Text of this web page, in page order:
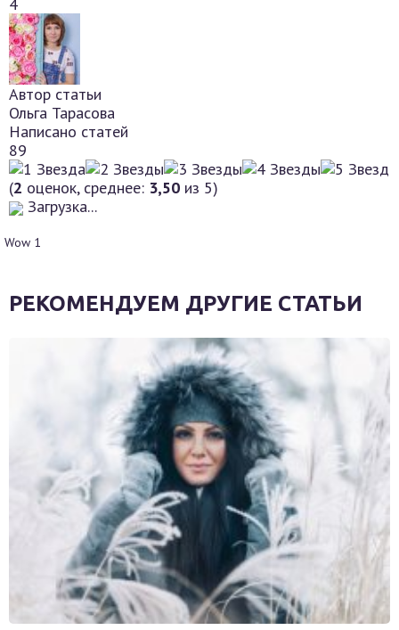
4
Автор статьи
Ольга Тарасова
Написано статей
89
(2 оценок, среднее: 3,50 из 5)
Загрузка...
Wow 1
РЕКОМЕНДУЕМ ДРУГИЕ СТАТЬИ